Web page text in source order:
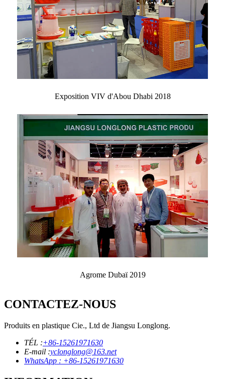
Exposition VIV d'Abou Dhabi 2018
Agrome Dubaï 2019
CONTACTEZ-NOUS
Produits en plastique Cie., Ltd de Jiangsu Longlong.
TÉL :+86-15261971630
E-mail :yclonglong@163.net
WhatsApp : +86-15261971630